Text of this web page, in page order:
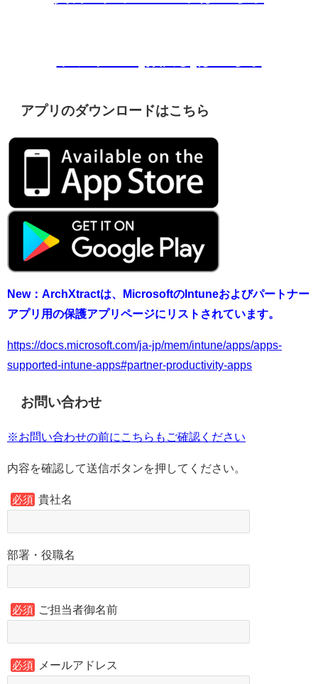
アプリのダウンロードはこちら
New：ArchXtractは、MicrosoftのIntuneおよびパートナー
アプリ用の保護アプリページにリストされています。
https://docs.microsoft.com/ja-jp/mem/intune/apps/apps-
supported-intune-apps#partner-productivity-apps
お問い合わせ
※お問い合わせの前にこちらもご確認ください
内容を確認して送信ボタンを押してください。
必須 貴社名
部署・役職名
必須 ご担当者御名前
必須 メールアドレス